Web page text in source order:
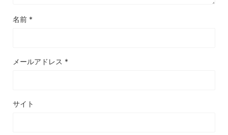
名前 *
メールアドレス *
サイト